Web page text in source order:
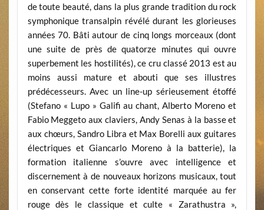
de toute beauté, dans la plus grande tradition du rock
symphonique transalpin révélé durant les glorieuses
années 70. Bâti autour de cinq longs morceaux (dont
une suite de près de quatorze minutes qui ouvre
superbement les hostilités), ce cru classé 2013 est au
moins aussi mature et abouti que ses illustres
prédécesseurs. Avec un line-up sérieusement étoffé
(Stefano « Lupo » Galifi au chant, Alberto Moreno et
Fabio Meggeto aux claviers, Andy Senas à la basse et
aux chœurs, Sandro Libra et Max Borelli aux guitares
électriques et Giancarlo Moreno à la batterie), la
formation italienne s’ouvre avec intelligence et
discernement à de nouveaux horizons musicaux, tout
en conservant cette forte identité marquée au fer
rouge dès le classique et culte « Zarathustra »,